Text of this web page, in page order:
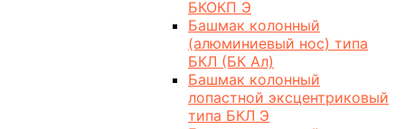
БКОКП Э
Башмак колонный
(алюминиевый нос) типа
БКЛ (БК Ал)
Башмак колонный
лопастной эксцентриковый
типа БКЛ Э